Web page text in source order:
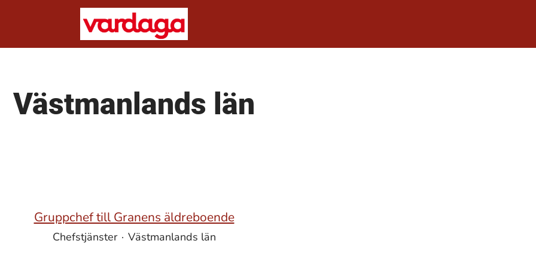
Västmanlands län
Gruppchef till Granens äldreboende
Chefstjänster · Västmanlands län